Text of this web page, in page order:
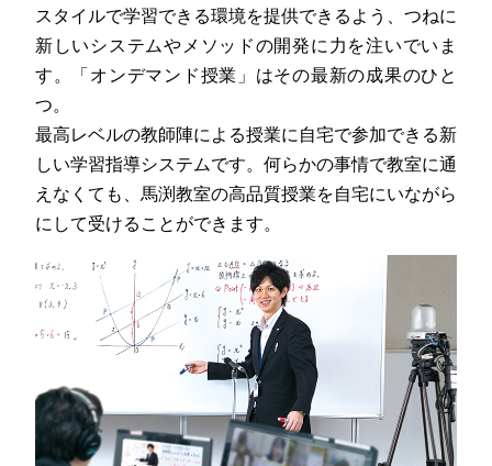
スタイルで学習できる環境を提供できるよう、つねに
新しいシステムやメソッドの開発に力を注いでいま
す。「オンデマンド授業」はその最新の成果のひと
つ。
最高レベルの教師陣による授業に自宅で参加できる新
しい学習指導システムです。何らかの事情で教室に通
えなくても、馬渕教室の高品質授業を自宅にいながら
にして受けることができます。